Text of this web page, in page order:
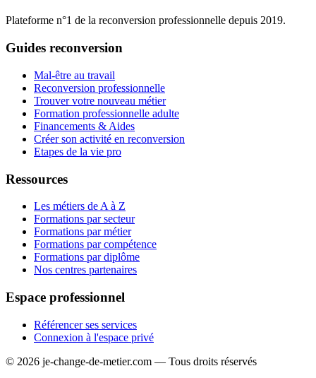
Plateforme n°1 de la reconversion professionnelle depuis 2019.
Guides reconversion
Mal-être au travail
Reconversion professionnelle
Trouver votre nouveau métier
Formation professionnelle adulte
Financements & Aides
Créer son activité en reconversion
Etapes de la vie pro
Ressources
Les métiers de A à Z
Formations par secteur
Formations par métier
Formations par compétence
Formations par diplôme
Nos centres partenaires
Espace professionnel
Référencer ses services
Connexion à l'espace privé
© 2026 je-change-de-metier.com — Tous droits réservés